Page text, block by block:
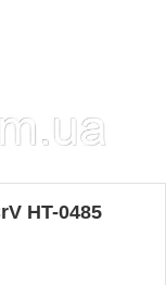
HT-0485